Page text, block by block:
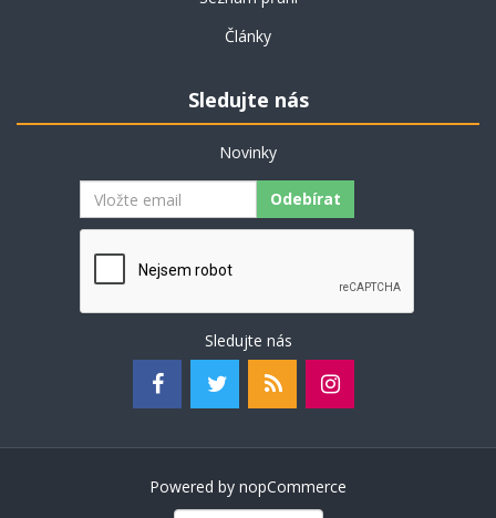
Články
Sledujte nás
Novinky
Odebírat
Sledujte nás
Powered by nopCommerce